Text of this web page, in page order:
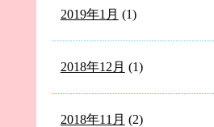
2019年1月 (1)
2018年12月 (1)
2018年11月 (2)